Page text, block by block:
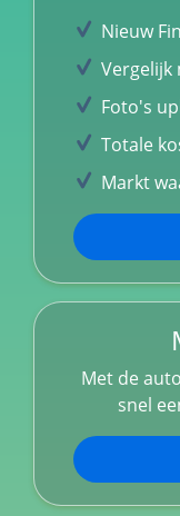
Nieuw
Vergelijk
Foto's
Totale
Markt
Met de
snel